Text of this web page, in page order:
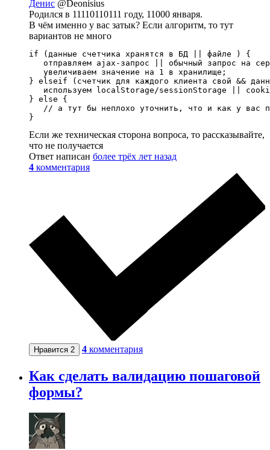
Денис @Deonisius
Родился в 11110110111 году, 11000 января.
В чём именно у вас затык? Если алгоритм, то тут
вариантов не много
if (данные счетчика хранятся в БД || файле ) {
отправляем ajax-запрос || обычный запрос на
   увеличиваем значение на 1 в хранилище;
} elseif (счетчик для каждого клиента свой &&
используем localStorage/sessionStorage ||
} else {
// а тут бы неплохо уточнить, что и как у вас
}
Если же техническая сторона вопроса, то рассказывайте,
что не получается
Ответ написан более трёх лет назад
4 комментария
Нравится 2 4 комментария
Как сделать валидацию пошаговой
формы?